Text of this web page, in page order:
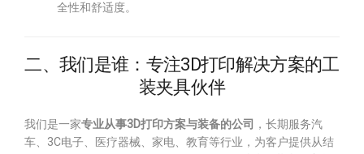
全性和舒适度。
二、我们是谁：专注3D打印解决方案的工
装夹具伙伴
我们是一家专业从事3D打印方案与装备的公司 ，长期服务汽
车、3C电子、医疗器械、家电、教育等行业，为客户提供从结